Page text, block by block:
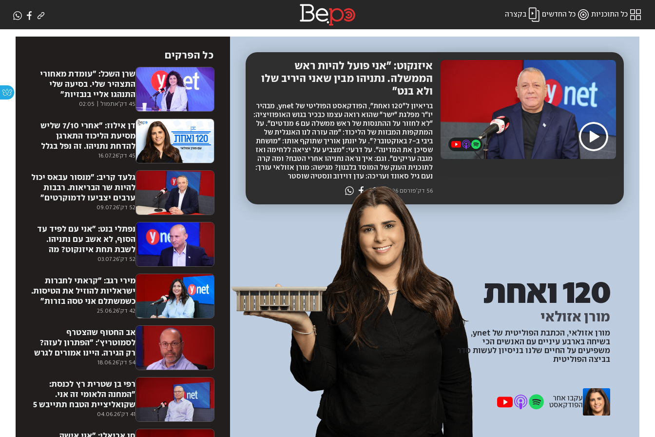
כל התוכניות כל החדשים בקצרה
כל הפרקים
45 דק' אתמול | 02:05
שרן השכל: "עומדת מאחורי
התצהיר שלי. בסיעה שלי
התנהגו אליי בנבזיות"
45 דק' 16.07.26
דן אילוז: "אחרי 7/10 שליש
מסיעת הליכוד התארגן
להדחת נתניהו. זה נפל בגלל
אגו"
52 דק' 09.07.26
גלעד קריב: "מנסור עבאס יכול
להיות שר הבריאות. רבבות
ערבים יצביעו לדמוקרטים"
52 דק' 03.07.26
נפתלי בנט: "אני עם לפיד עד
הסוף, לא אשב עם נתניהו.
לשבת תחת איזנקוט? מה
שצריך להצלת המדינה"
42 דק' 25.06.26
מירי רגב: "קראתי לחברות
ישראליות להוזיל את הטיסות.
כשמשתלם אני טסה בזרות"
54 דק' 18.06.26
אב החטוף שהצטרף
לסמוטריץ': "הפתרון לעזה?
רק הגירה. היינו אמורים לגרש
אותם"
41 דק' 04.06.26
רפי בן שטרית רץ לכנסת:
"המחנה הלאומי זה אני.
שקואליציית הטבח תתייבש 5
שנים באופוזיציה"
איזנקוט: "אני פועל להיות ראש
הממשלה. נתניהו מבין שאני היריב שלו
ולא בנט"
בריאיון ל"120 ואחת", הפודקאסט הפוליטי של ynet, מבהיר
יו"ר מפלגת "ישר" שהוא רואה עצמו כבכיר בגוש האופוזיציה:
"לא לחזור על ההתנסות של ראש ממשלה עם 6 מנדטים". על
המתקפות המבזות של הליכוד: "מה עזרה לנו האנגלית של
ביבי ב-7 באוקטובר?". על יונתן אוריך שתוקף אותו: "מושחת
שסיכן את המדינה". על דרעי: "מצביע על יציאה ללחימה ואז
מגבה עריקים". וגם: איך נראה נתניהו אחרי הטבח? ומה קרה
לתוכנית הענק של המוסד בלבנון? מגישה: מורן אזולאי עורך:
נעם גיל סאונד ועריכה: עדן דוידוב ונסטיה שוסטר
56 דק' פורסם 11.06.26
120 ואחת
מורן אזולאי
מורן אזולאי, הכתבת הפוליטית של ynet,
בשיחה בארבע עיניים עם האנשים הכי
משפיעים על החיים שלנו בניסיון לעשות סדר
בביצה הפוליטית
עקבו אחר
הפודקאסט